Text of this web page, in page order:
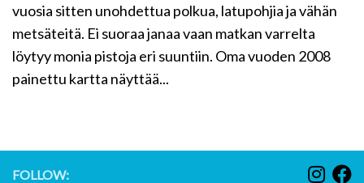
vuosia sitten unohdettua polkua, latupohjia ja vähän
metsäteitä. Ei suoraa janaa vaan matkan varrelta
löytyy monia pistoja eri suuntiin. Oma vuoden 2008
painettu kartta näyttää...
FOLLOW: